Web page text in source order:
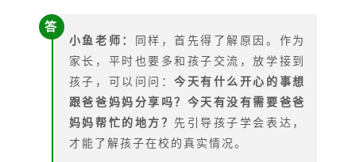
答
小鱼老师： 同样，首先得了解原因。作为
家长，平时也要多和孩子交流，放学接到
孩子，可以问问：今天有什么开心的事想
跟爸爸妈妈分享吗？今天有没有需要爸爸
妈妈帮忙的地方？先引导孩子学会表达，
才能了解孩子在校的真实情况。